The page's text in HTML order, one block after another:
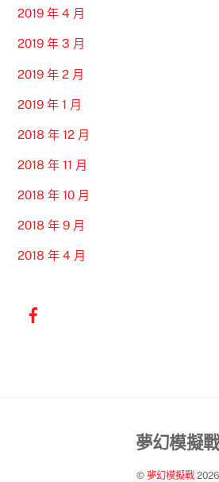
2019 年 4 月
2019 年 3 月
2019 年 2 月
2019 年 1 月
2018 年 12 月
2018 年 11 月
2018 年 10 月
2018 年 9 月
2018 年 4 月
Back
夢幻模擬
© 夢幻模擬戰2026